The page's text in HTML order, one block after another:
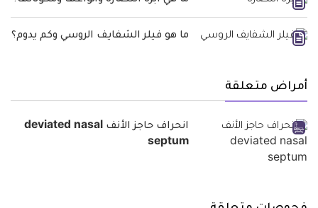
ما هو فيلر الشفايف الروسي وكم يدوم؟
أمراض متعلقة
انحراف حاجز الأنف deviated nasal
septum